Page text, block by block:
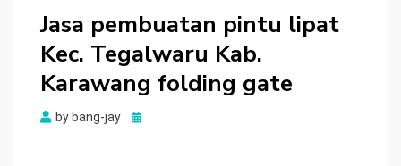
Jasa pembuatan pintu lipat
Kec. Tegalwaru Kab.
Karawang folding gate
by bang-jay
Posted